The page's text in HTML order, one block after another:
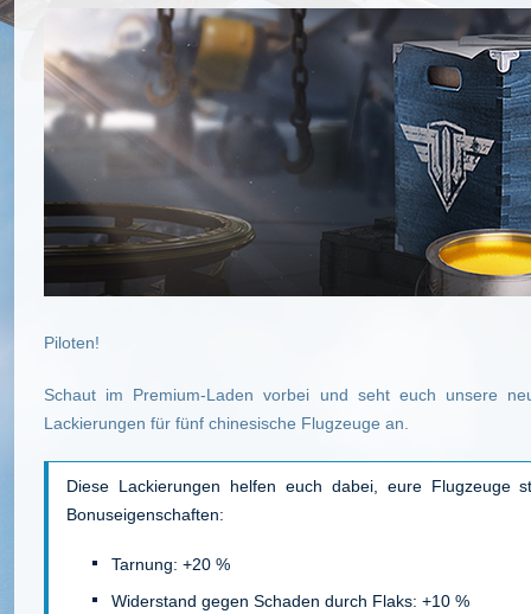
Piloten!
Schaut im Premium-Laden vorbei und seht euch unsere
Lackierungen für fünf chinesische Flugzeuge an.
Diese Lackierungen helfen euch dabei, eure Flugzeuge
Bonuseigenschaften:
Tarnung: +20 %
Widerstand gegen Schaden durch Flaks: +10 %